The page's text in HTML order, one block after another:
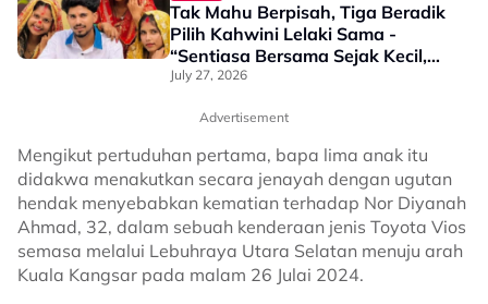
Tak Mahu Berpisah, Tiga Beradik
Pilih Kahwini Lelaki Sama -
“Sentiasa Bersama Sejak Kecil,
Tak Dapat Bayangkan Hidup
July 27, 2026
Advertisement
Mengikut pertuduhan pertama, bapa lima anak itu
didakwa menakutkan secara jenayah dengan ugutan
hendak menyebabkan kematian terhadap Nor Diyanah
Ahmad, 32, dalam sebuah kenderaan jenis Toyota Vios
semasa melalui Lebuhraya Utara Selatan menuju arah
Kuala Kangsar pada malam 26 Julai 2024.